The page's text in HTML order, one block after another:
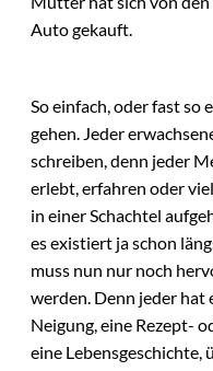
Auto gekauft.
So einfach, oder fast so
gehen. Jeder
schreiben, denn jeder
erlebt, erfahren oder
in einer Schachtel
es existiert ja schon
muss nun nur noch
werden. Denn jeder hat
Neigung, eine Rezept-
eine Lebensgeschichte,